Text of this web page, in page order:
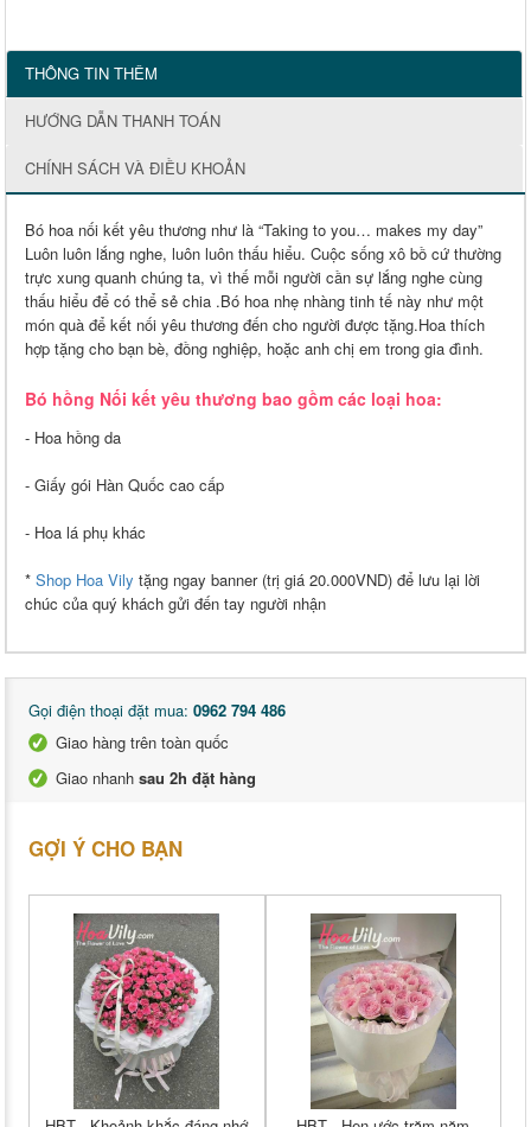
THÔNG TIN THÊM
HƯỚNG DẪN THANH TOÁN
CHÍNH SÁCH VÀ ĐIỀU KHOẢN
Bó hoa nối kết yêu thương như là “Taking to you… makes my day”
Luôn luôn lắng nghe, luôn luôn thấu hiểu. Cuộc sống xô bồ cứ thường
trực xung quanh chúng ta, vì thế mỗi người cần sự lắng nghe cùng
thấu hiểu để có thể sẻ chia .Bó hoa nhẹ nhàng tinh tế này như một
món quà để kết nối yêu thương đến cho người được tặng.Hoa thích
hợp tặng cho bạn bè, đồng nghiệp, hoặc anh chị em trong gia đình.
Bó hồng Nối kết yêu thương bao gồm các loại hoa:
- Hoa hồng da
- Giấy gói Hàn Quốc cao cấp
- Hoa lá phụ khác
* Shop Hoa Vily tặng ngay banner (trị giá 20.000VND) để lưu lại lời
chúc của quý khách gửi đến tay người nhận
Gọi điện thoại đặt mua: 0962 794 486
Giao hàng trên toàn quốc
Giao nhanh sau 2h đặt hàng
GỢI Ý CHO BẠN